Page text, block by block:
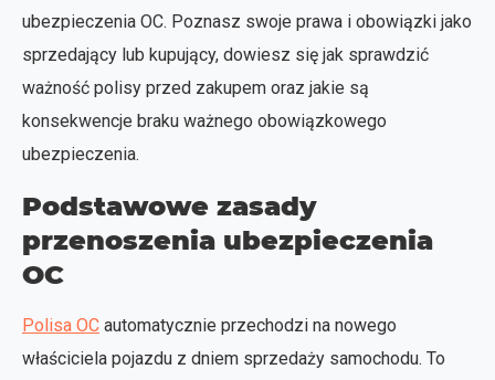
ubezpieczenia OC. Poznasz swoje prawa i obowiązki jako
sprzedający lub kupujący, dowiesz się jak sprawdzić
ważność polisy przed zakupem oraz jakie są
konsekwencje braku ważnego obowiązkowego
ubezpieczenia.
Podstawowe zasady
przenoszenia ubezpieczenia
OC
Polisa OC automatycznie przechodzi na nowego
właściciela pojazdu z dniem sprzedaży samochodu. To